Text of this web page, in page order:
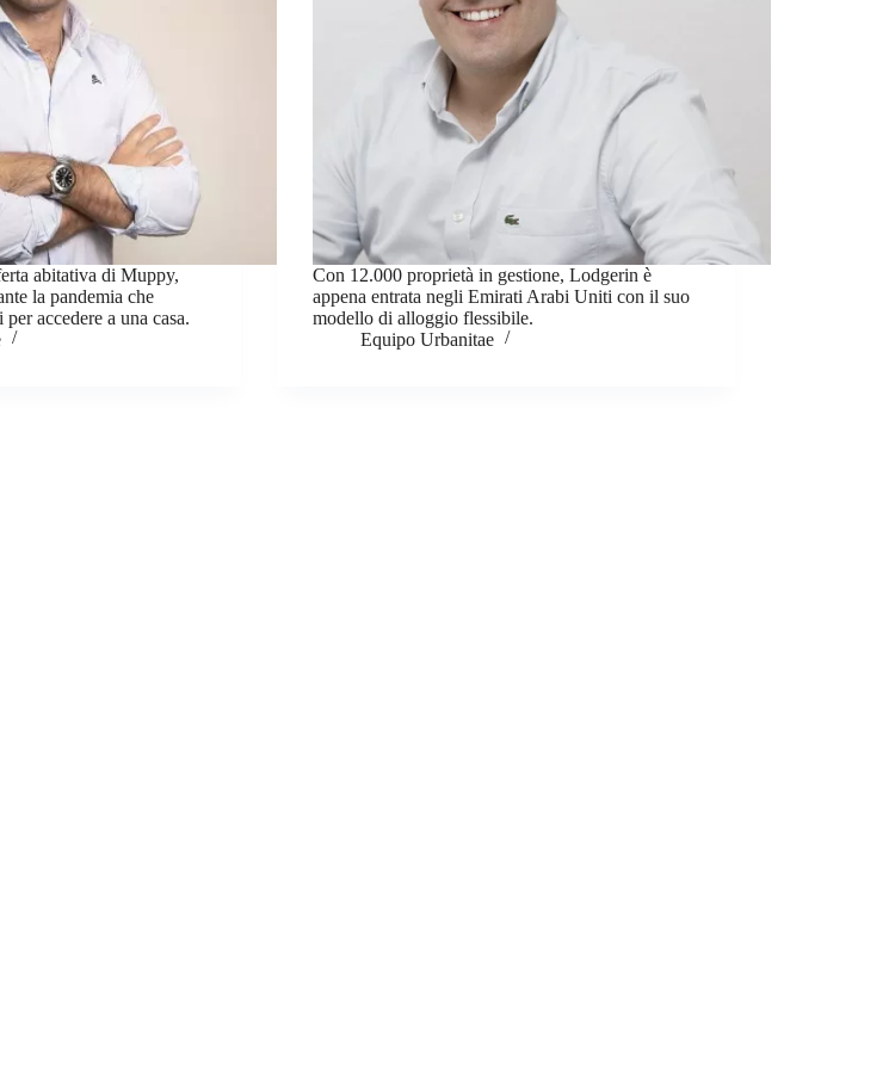
abitativa di Muppy,
la pandemia che
accedere a una casa.
Con 12.000 proprietà in gestione, Lodgerin è
appena entrata negli Emirati Arabi Uniti con il suo
modello di alloggio flessibile.
Equipo Urbanitae